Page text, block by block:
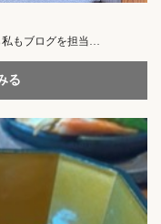
もブログを担当…
る